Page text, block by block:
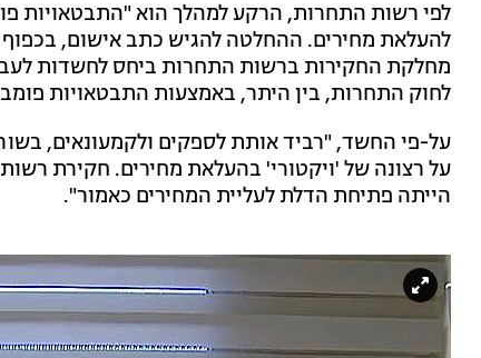
לפי רשות התחרות, הרקע למהלך הוא "התבטאויות
להעלאת מחירים. ההחלטה להגיש כתב אישום,
מחלקת החקירות ברשות התחרות ביחס לחשדות
לחוק התחרות, בין היתר, באמצעות התבטאויות
על רצונה של 'ויקטורי' בהעלאת מחירים. חקירת
הייתה פתיחת הדלת לעליית המחירים כאמור".